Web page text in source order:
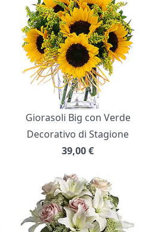
Giorasoli Big con Verde
Decorativo di Stagione
39,00€